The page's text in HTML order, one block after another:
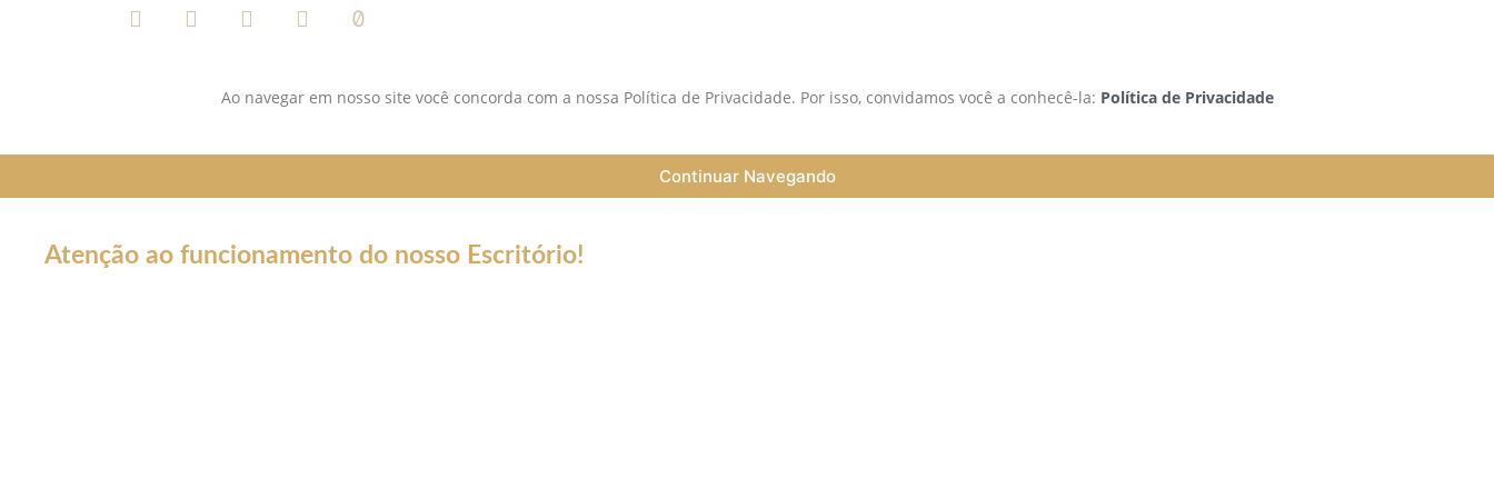
Ao navegar em nosso site você concorda com a nossa Política de Privacidade. Por isso, convidamos você a conhecê-la: Política de Privacidade
Continuar Navegando
Atenção ao funcionamento do nosso Escritório!